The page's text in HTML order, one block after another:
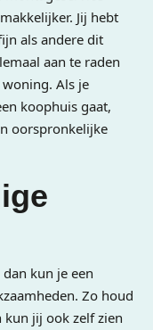
Jij hebt
als andere dit
aan te raden
Als je
koophuis gaat,
oorspronkelijke
kun je een
Zo houd
kun jij ook zelf zien